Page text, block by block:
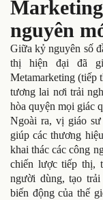
nguyên
Giữa kỷ nguyên số
thị hiện đại đã
Metamarketing (tiếp
tương lai nơi trải
hòa quyện mọi giác
Ngoài ra, vị giáo sư
giúp các thương
khai thác các công
chiến lược tiếp thị,
người dùng, tạo
biến động của thế